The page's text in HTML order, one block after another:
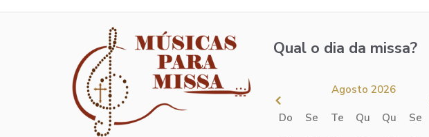
Qual o dia da missa?
Agosto 2026
Do Se Te Qu Qu Se